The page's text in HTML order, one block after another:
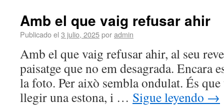
Amb el que vaig refusar ahir
Publicado el 3 julio, 2025poradmin
Amb el que vaig refusar ahir, al seu
paisatge que no em desagrada. Encara
la foto. Per això sembla ondulat. És que
llegir una estona, i … Sigue leyendo →